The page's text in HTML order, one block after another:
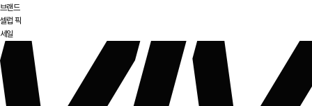
브랜드
셀럽 픽
세일